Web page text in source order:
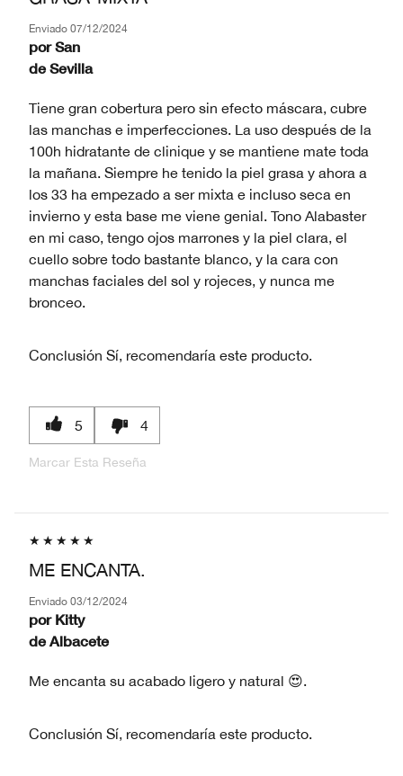
Enviado 07/12/2024
por San
de Sevilla
Tiene gran cobertura pero sin efecto máscara, cubre
las manchas e imperfecciones. La uso después de la
100h hidratante de clinique y se mantiene mate toda
la mañana. Siempre he tenido la piel grasa y ahora a
los 33 ha empezado a ser mixta e incluso seca en
invierno y esta base me viene genial. Tono Alabaster
en mi caso, tengo ojos marrones y la piel clara, el
cuello sobre todo bastante blanco, y la cara con
manchas faciales del sol y rojeces, y nunca me
bronceo.
Conclusión Sí, recomendaría este producto.
5 4
Marcar Esta Reseña
ME ENCANTA.
Enviado 03/12/2024
por Kitty
de Albacete
Me encanta su acabado ligero y natural 😍.
Conclusión Sí, recomendaría este producto.